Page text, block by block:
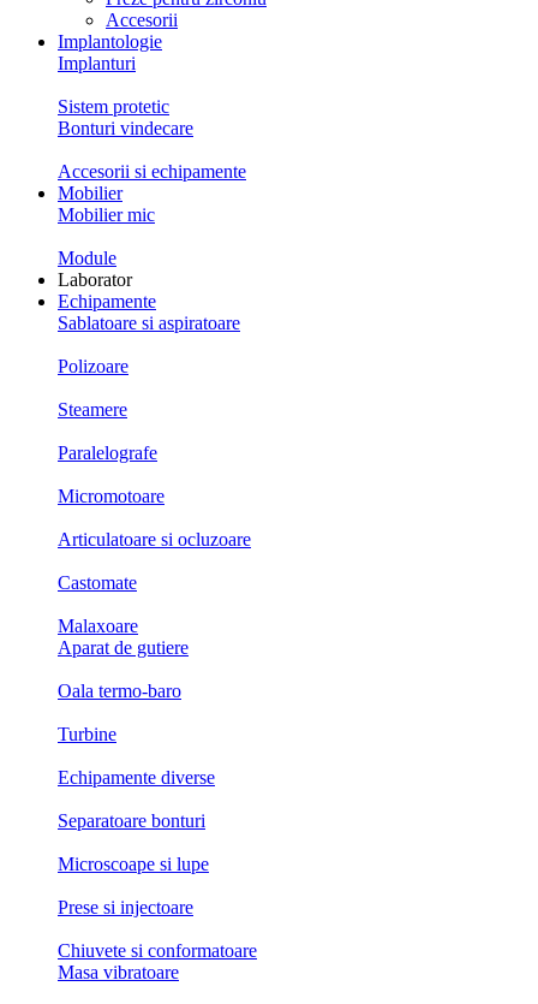
Accesorii
Implantologie
Implanturi
Sistem protetic
Bonturi vindecare
Accesorii si echipamente
Mobilier
Mobilier mic
Module
Laborator
Echipamente
Sablatoare si aspiratoare
Polizoare
Steamere
Paralelografe
Micromotoare
Articulatoare si ocluzoare
Castomate
Malaxoare
Aparat de gutiere
Oala termo-baro
Turbine
Echipamente diverse
Separatoare bonturi
Microscoape si lupe
Prese si injectoare
Chiuvete si conformatoare
Masa vibratoare